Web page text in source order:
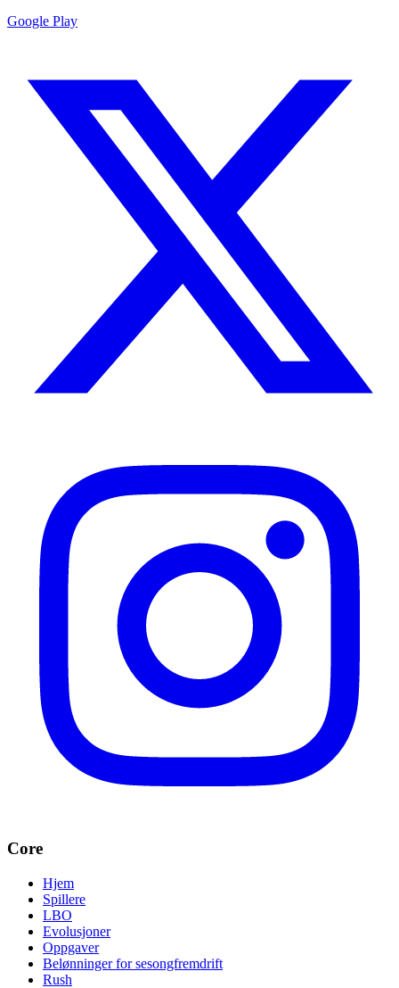
Google Play
Core
Hjem
Spillere
LBO
Evolusjoner
Oppgaver
Belønninger for sesongfremdrift
Rush